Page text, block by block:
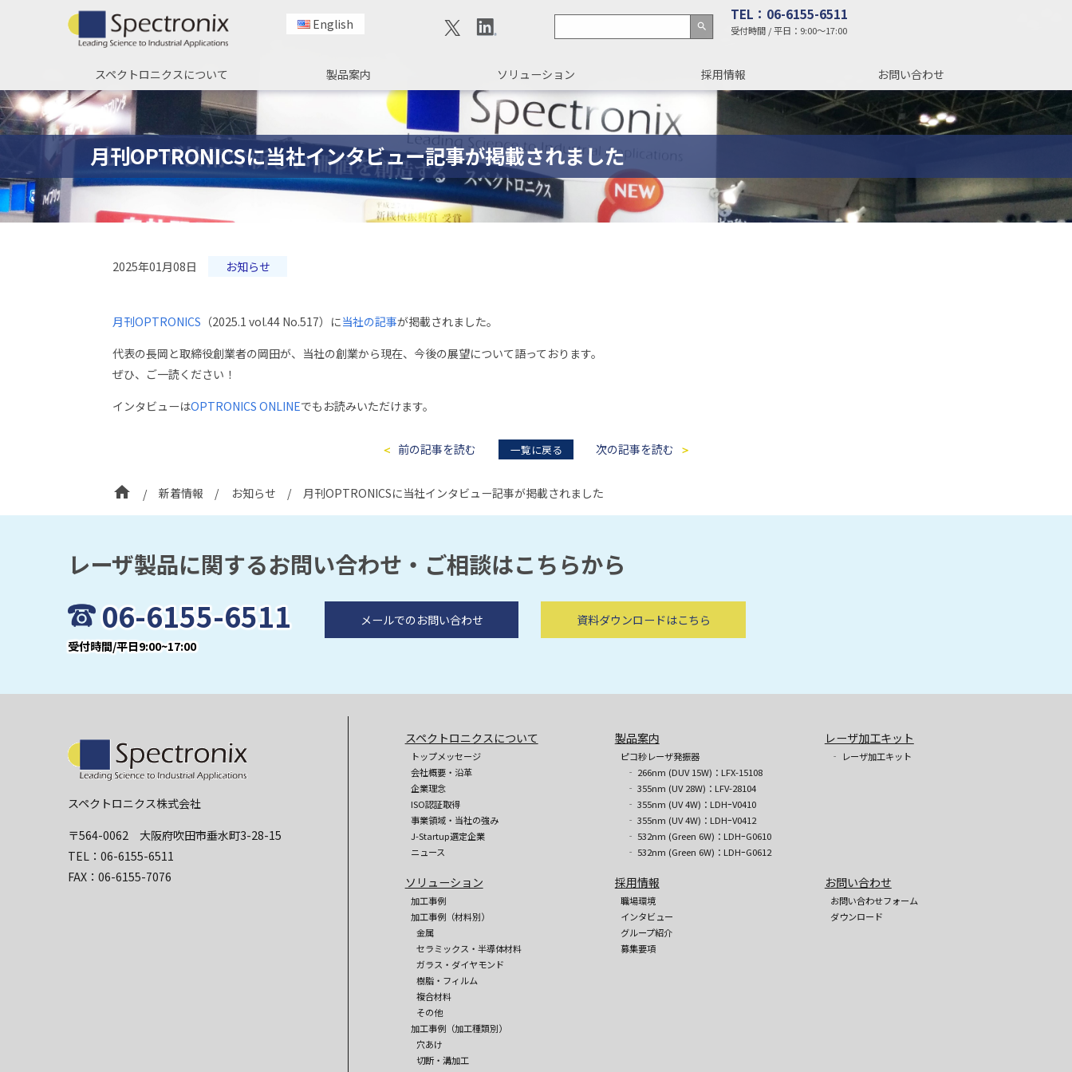
月刊OPTRONICSに当社インタビュー記事が掲載されました
English search
TEL：06-6155-6511
受付時間 / 平日：9:00～17:00
スペクトロニクスについて 製品案内 ソリューション 採用情報 お問い合わせ
2025年01月08日 お知らせ
月刊OPTRONICS （2025.1 vol.44 No.517）に当社の記事が掲載されました。
代表の長岡と取締役創業者の岡田が、当社の創業から現在、今後の展望について語っております。
ぜひ、ご一読ください！
インタビューはOPTRONICS ONLINEでもお読みいただけます。
前の記事を読む 一覧に戻る 次の記事を読む
home 新着情報 お知らせ 月刊OPTRONICSに当社インタビュー記事が掲載されました
レーザ製品に関するお問い合わせ・ご相談はこちらから
06-6155-6511
受付時間/平日9:00~17:00
メールでのお問い合わせ 資料ダウンロードはこちら
スペクトロニクス株式会社
〒564-0062 大阪府吹田市垂水町3-28-15
TEL：06-6155-6511
FAX：06-6155-7076
スペクトロニクスについて
トップメッセージ
会社概要・沿革
企業理念
ISO認証取得
事業領域・当社の強み
J-Startup選定企業
ニュース
製品案内
ピコ秒レーザ発振器
‐ 266nm (DUV 15W)：LFX-15108
‐ 355nm (UV 28W)：LFV-28104
‐ 355nm (UV 4W)：LDHｰV0410
‐ 355nm (UV 4W)：LDHｰV0412
‐ 532nm (Green 6W)：LDHｰG0610
‐ 532nm (Green 6W)：LDHｰG0612
レーザ加工キット
‐ レーザ加工キット
ソリューション
加工事例
加工事例（材料別）
金属
セラミックス・半導体材料
ガラス・ダイヤモンド
樹脂・フィルム
複合材料
その他
加工事例（加工種類別）
穴あけ
切断・溝加工
採用情報
職場環境
インタビュー
グループ紹介
募集要項
お問い合わせ
お問い合わせフォーム
ダウンロード